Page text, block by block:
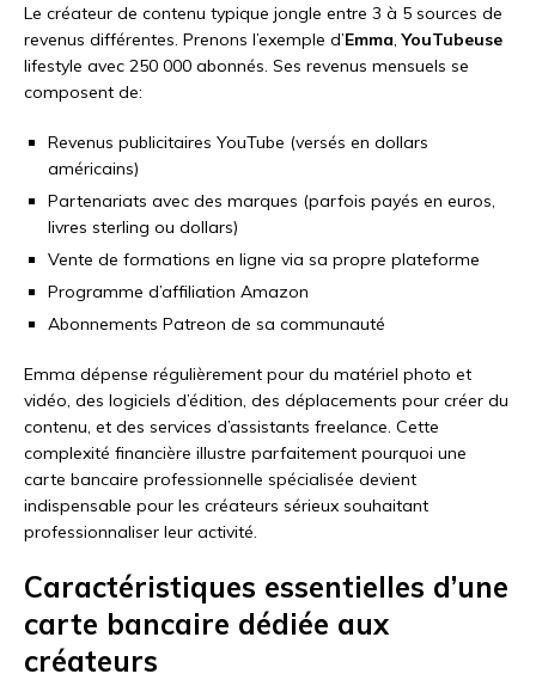
Le créateur de contenu typique jongle entre 3 à 5 sources de
revenus différentes. Prenons l’exemple d’Emma,YouTubeuse
lifestyle avec 250 000 abonnés. Ses revenus mensuels se
composent de:
Revenus publicitaires YouTube (versés en dollars
américains)
Partenariats avec des marques (parfois payés en euros,
livres sterling ou dollars)
Vente de formations en ligne via sa propre plateforme
Programme d’affiliation Amazon
Abonnements Patreon de sa communauté
Emma dépense régulièrement pour du matériel photo et
vidéo, des logiciels d’édition, des déplacements pour créer du
contenu, et des services d’assistants freelance. Cette
complexité financière illustre parfaitement pourquoi une
carte bancaire professionnelle spécialisée devient
indispensable pour les créateurs sérieux souhaitant
professionnaliser leur activité.
Caractéristiques essentielles d’une
carte bancaire dédiée aux
créateurs